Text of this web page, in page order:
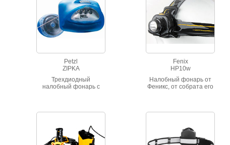
Petzl
ZIPKA
Трехдиодный
налобный фонарь с
Fenix
HP10w
Налобный фонарь от
Феникс, от собрата его
200 люмен. Последние